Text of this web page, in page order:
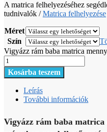
A matrica felhelyezéséhez
tudnivalók /Matrica felhelyezése
Méret
Szín
Vigyázz rám baba matrica
Kosárba teszem
Leírás
További információk
Vigyázz rám baba matrica